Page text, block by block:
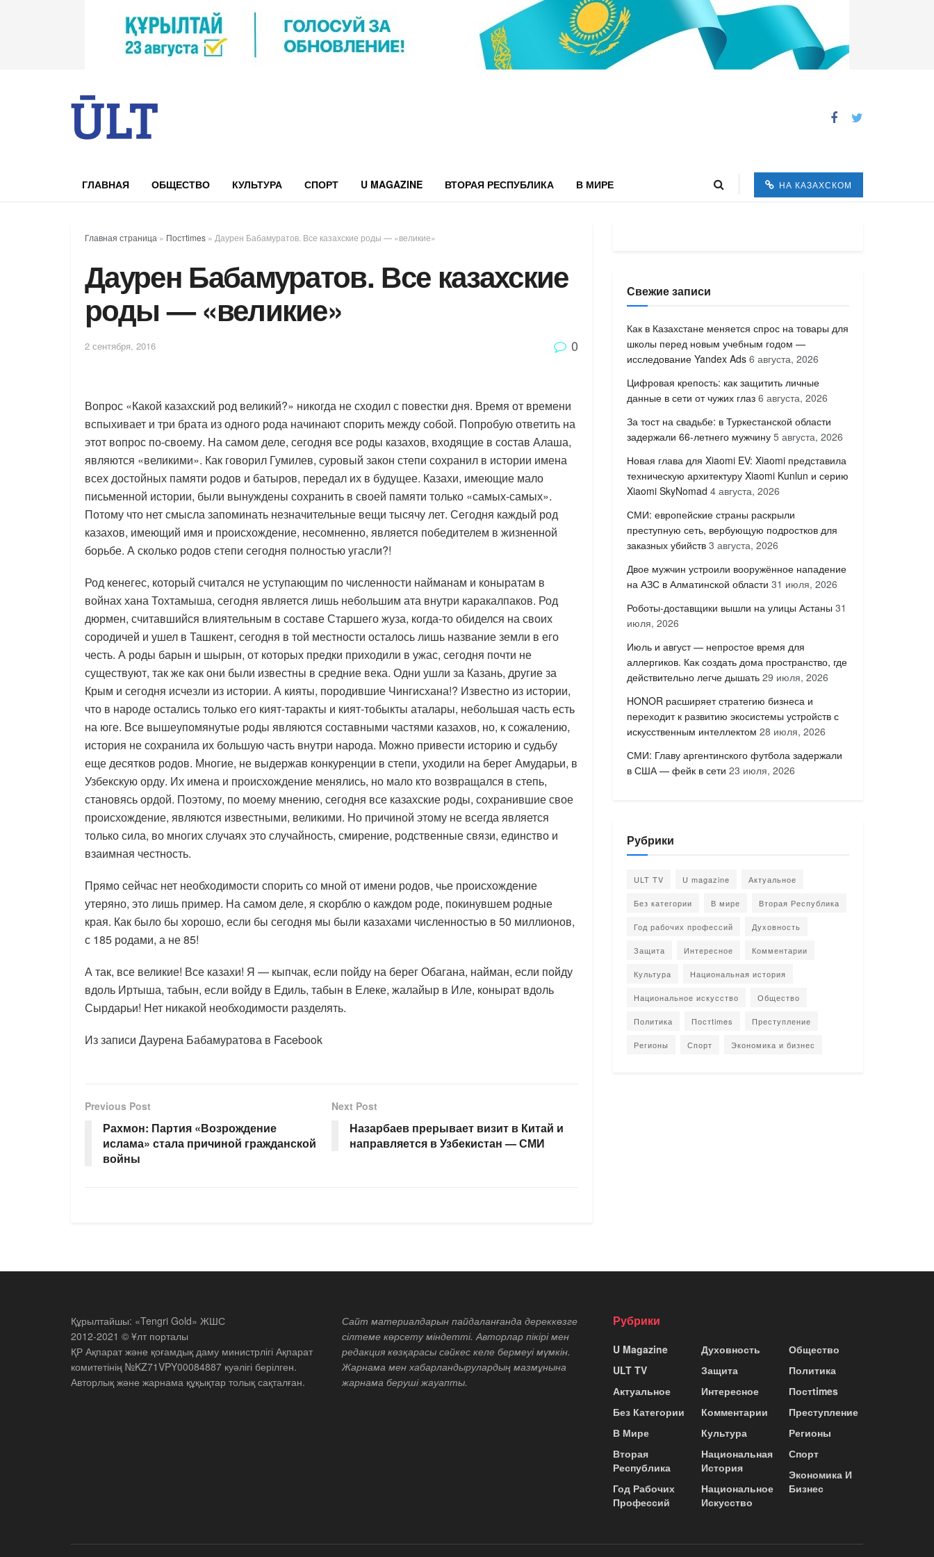
ГЛАВНАЯ ОБЩЕСТВО КУЛЬТУРА СПОРТ U MAGAZINE ВТОРАЯ РЕСПУБЛИКА В МИРЕ НА КАЗАХСКОМ
Главная страница » Постtimes » Даурен Бабамуратов. Все казахские роды — «великие»
Даурен Бабамуратов. Все казахские
роды — «великие»
2 сентября, 2016 0
Вопрос «Какой казахский род великий?» никогда не сходил с повестки дня. Время от времени
вспыхивает и три брата из одного рода начинают спорить между собой. Попробую ответить на
этот вопрос по-своему. На самом деле, сегодня все роды казахов, входящие в состав Алаша,
являются «великими». Как говорил Гумилев, суровый закон степи сохранил в истории имена
всех достойных памяти родов и батыров, передал их в будущее. Казахи, имеющие мало
письменной истории, были вынуждены сохранить в своей памяти только «самых-самых».
Потому что нет смысла запоминать незначительные вещи тысячу лет. Сегодня каждый род
казахов, имеющий имя и происхождение, несомненно, является победителем в жизненной
борьбе. А сколько родов степи сегодня полностью угасли?!
Род кенегес, который считался не уступающим по численности найманам и коныратам в
войнах хана Тохтамыша, сегодня является лишь небольшим ата внутри каракалпаков. Род
дюрмен, считавшийся влиятельным в составе Старшего жуза, когда-то обиделся на своих
сородичей и ушел в Ташкент, сегодня в той местности осталось лишь название земли в его
честь. А роды барын и шырын, от которых предки приходили в ужас, сегодня почти не
существуют, так же как они были известны в средние века. Одни ушли за Казань, другие за
Крым и сегодня исчезли из истории. А кияты, породившие Чингисхана!? Известно из истории,
что в народе остались только его кият-таракты и кият-тобыкты аталары, небольшая часть есть
на юге. Все вышеупомянутые роды являются составными частями казахов, но, к сожалению,
история не сохранила их большую часть внутри народа. Можно привести историю и судьбу
еще десятков родов. Многие, не выдержав конкуренции в степи, уходили на берег Амударьи, в
Узбекскую орду. Их имена и происхождение менялись, но мало кто возвращался в степь,
становясь ордой. Поэтому, по моему мнению, сегодня все казахские роды, сохранившие свое
происхождение, являются известными, великими. Но причиной этому не всегда является
только сила, во многих случаях это случайность, смирение, родственные связи, единство и
взаимная честность.
Прямо сейчас нет необходимости спорить со мной от имени родов, чье происхождение
утеряно, это лишь пример. На самом деле, я скорблю о каждом роде, покинувшем родные
края. Как было бы хорошо, если бы сегодня мы были казахами численностью в 50 миллионов,
с 185 родами, а не 85!
А так, все великие! Все казахи! Я — кыпчак, если пойду на берег Обагана, найман, если пойду
вдоль Иртыша, табын, если войду в Едиль, табын в Елеке, жалайыр в Иле, конырат вдоль
Сырдарьи! Нет никакой необходимости разделять.
Из записи Даурена Бабамуратова в Facebook
Previous Post
Рахмон: Партия «Возрождение
ислама» стала причиной гражданской
войны
Next Post
Назарбаев прерывает визит в Китай и
направляется в Узбекистан — СМИ
Свежие записи
Как в Казахстане меняется спрос на товары для
школы перед новым учебным годом —
исследование Yandex Ads 6 августа, 2026
Цифровая крепость: как защитить личные
данные в сети от чужих глаз 6 августа, 2026
За тост на свадьбе: в Туркестанской области
задержали 66-летнего мужчину 5 августа, 2026
Новая глава для Xiaomi EV: Xiaomi представила
техническую архитектуру Xiaomi Kunlun и серию
Xiaomi SkyNomad 4 августа, 2026
СМИ: европейские страны раскрыли
преступную сеть, вербующую подростков для
заказных убийств 3 августа, 2026
Двое мужчин устроили вооружённое нападение
на АЗС в Алматинской области 31 июля, 2026
Роботы-доставщики вышли на улицы Астаны 31
июля, 2026
Июль и август — непростое время для
аллергиков. Как создать дома пространство, где
действительно легче дышать 29 июля, 2026
HONOR расширяет стратегию бизнеса и
переходит к развитию экосистемы устройств с
искусственным интеллектом 28 июля, 2026
СМИ: Главу аргентинского футбола задержали
в США — фейк в сети 23 июля, 2026
Рубрики
ULT TV U magazine Актуальное
Без категории В мире Вторая Республика
Год рабочих профессий Духовность
Защита Интересное Комментарии
Культура Национальная история
Национальное искусство Общество
Политика Постtimes Преступление
Регионы Спорт Экономика и бизнес
Құрылтайшы: «Tengri Gold» ЖШС
2012-2021 © Ұлт порталы
ҚР Ақпарат және қоғамдық даму министрлігі Ақпарат
комитетінің №KZ71VPY00084887 куәлігі берілген.
Авторлық және жарнама құқықтар толық сақталған.
Сайт материалдарын пайдаланғанда дереккөзге
сілтеме көрсету міндетті. Авторлар пікірі мен
редакция көзқарасы сәйкес келе бермеуі мүмкін.
Жарнама мен хабарландырулардың мазмұнына
жарнама беруші жауапты.
Рубрики
U Magazine
ULT TV
Актуальное
Без Категории
В Мире
Вторая
Республика
Год Рабочих
Профессий
Духовность
Защита
Интересное
Комментарии
Культура
Национальная
История
Национальное
Искусство
Общество
Политика
Постtimes
Преступление
Регионы
Спорт
Экономика И
Бизнес